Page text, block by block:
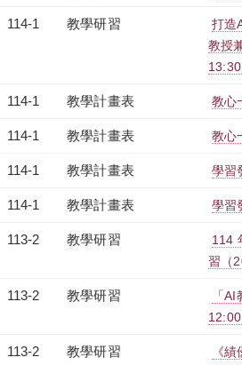
114-1 教學研習
打造
教授
114-1 教學計畫表 教心
114-1 教學計畫表 教心
114-1 教學計畫表 學習
114-1 教學計畫表 學習
113-2 教學研習
114
習（
113-2 教學研習
「
113-2 教學研習
《